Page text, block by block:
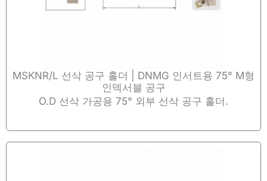
MSKNR/L 선삭 공구 홀더 | DNMG 인서트용 75° M형
인덱서블 공구
O.D 선삭 가공용 75° 외부 선삭 공구 홀더.